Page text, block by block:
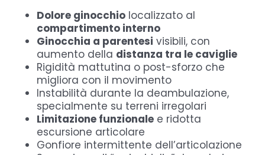
Dolore ginocchio localizzato al
compartimento interno
Ginocchia a parentesi visibili, con
aumento della distanza tra le caviglie
Rigidità mattutina o post-sforzo che
migliora con il movimento
Instabilità durante la deambulazione,
specialmente su terreni irregolari
Limitazione funzionale e ridotta
escursione articolare
Gonfiore intermittente dell’articolazione